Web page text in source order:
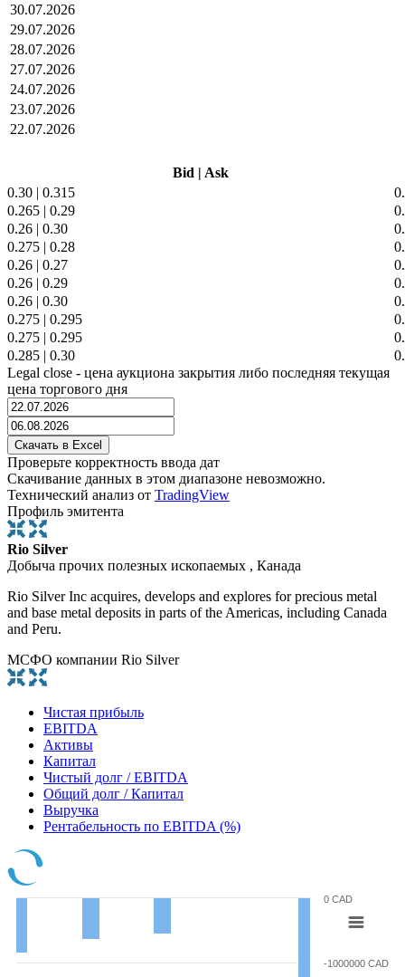
30.07.2026
29.07.2026
28.07.2026
27.07.2026
24.07.2026
23.07.2026
22.07.2026
Bid | Ask
0.30 | 0.315
0.265 | 0.29
0.26 | 0.30
0.275 | 0.28
0.26 | 0.27
0.26 | 0.29
0.26 | 0.30
0.275 | 0.295
0.275 | 0.295
0.285 | 0.30
Legal close - цена аукциона закрытия либо последняя текущая
цена торгового дня
Проверьте корректность ввода дат
Скачивание данных в этом диапазоне невозможно.
Технический анализ от TradingView
Профиль эмитента
Rio Silver
Добыча прочих полезных ископаемых , Канада
Rio Silver Inc acquires, develops and explores for precious metal
and base metal deposits in parts of the Americas, including Canada
and Peru.
МСФО компании Rio Silver
Чистая прибыль
EBITDA
Активы
Капитал
Чистый долг / EBITDA
Общий долг / Капитал
Выручка
Рентабельность по EBITDA (%)
-1000000 CAD
0 CAD